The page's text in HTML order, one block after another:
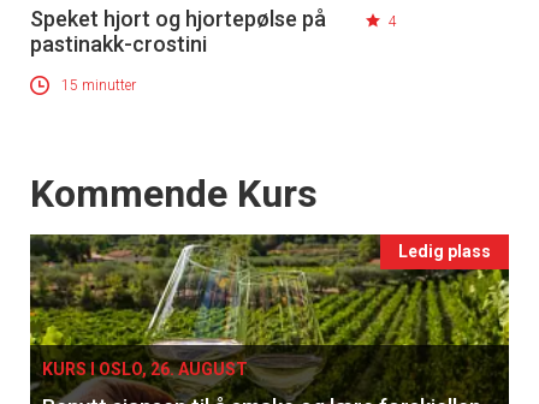
Speket hjort og hjortepølse på
pastinakk-crostini
4
15 minutter
Events
Kommende Kurs
Ledig plass
KURS I OSLO, 26. AUGUST